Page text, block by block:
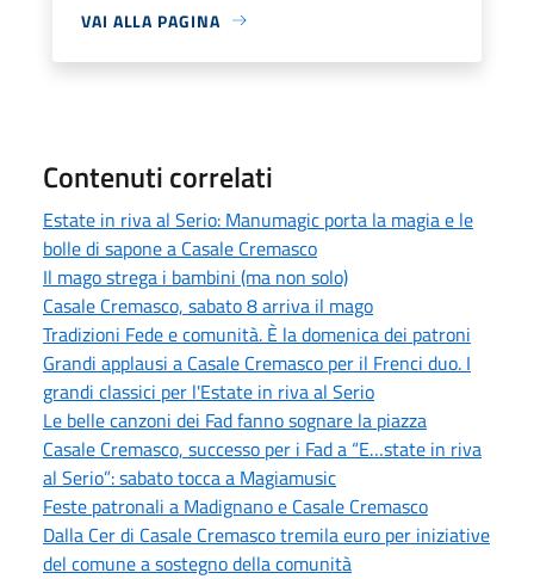
VAI ALLA PAGINA
Contenuti correlati
Estate in riva al Serio: Manumagic porta la magia e le
bolle di sapone a Casale Cremasco
Il mago strega i bambini (ma non solo)
Casale Cremasco, sabato 8 arriva il mago
Tradizioni Fede e comunità. È la domenica dei patroni
Grandi applausi a Casale Cremasco per il Frenci duo. I
grandi classici per l'Estate in riva al Serio
Le belle canzoni dei Fad fanno sognare la piazza
Casale Cremasco, successo per i Fad a “E…state in riva
al Serio”: sabato tocca a Magiamusic
Feste patronali a Madignano e Casale Cremasco
Dalla Cer di Casale Cremasco tremila euro per iniziative
del comune a sostegno della comunità